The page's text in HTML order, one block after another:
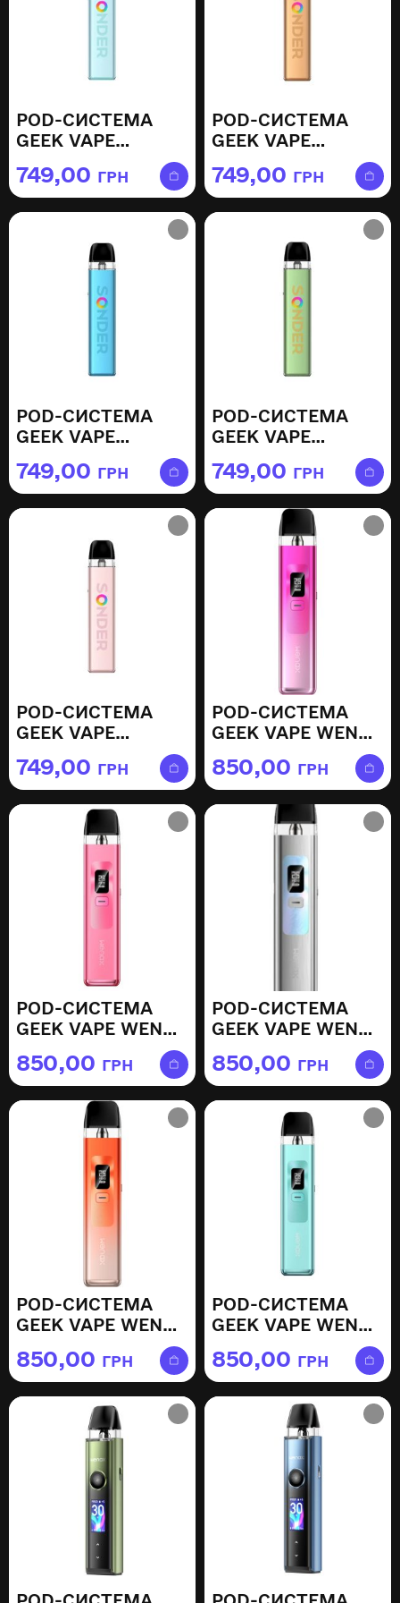
POD-СИСТЕМА
GEEK VAPE
MISTY BLUE
749,00 ГРН
POD-СИСТЕМА
GEEK VAPE
MOCHA GOLD
749,00 ГРН
POD-СИСТЕМА
GEEK VAPE
OCEAN BLUE
749,00 ГРН
POD-СИСТЕМА
GEEK VAPE
OLIVE GREEN
749,00 ГРН
POD-СИСТЕМА
GEEK VAPE
SAKURA PINK
749,00 ГРН
POD-СИСТЕМА
GEEK VAPE WENAX
850,00 ГРН
POD-СИСТЕМА
GEEK VAPE WENAX
Q — SAKURA PINK
850,00 ГРН
POD-СИСТЕМА
GEEK VAPE WENAX
850,00 ГРН
POD-СИСТЕМА
GEEK VAPE WENAX
YELLOW
850,00 ГРН
POD-СИСТЕМА
GEEK VAPE WENAX
GREEN
850,00 ГРН